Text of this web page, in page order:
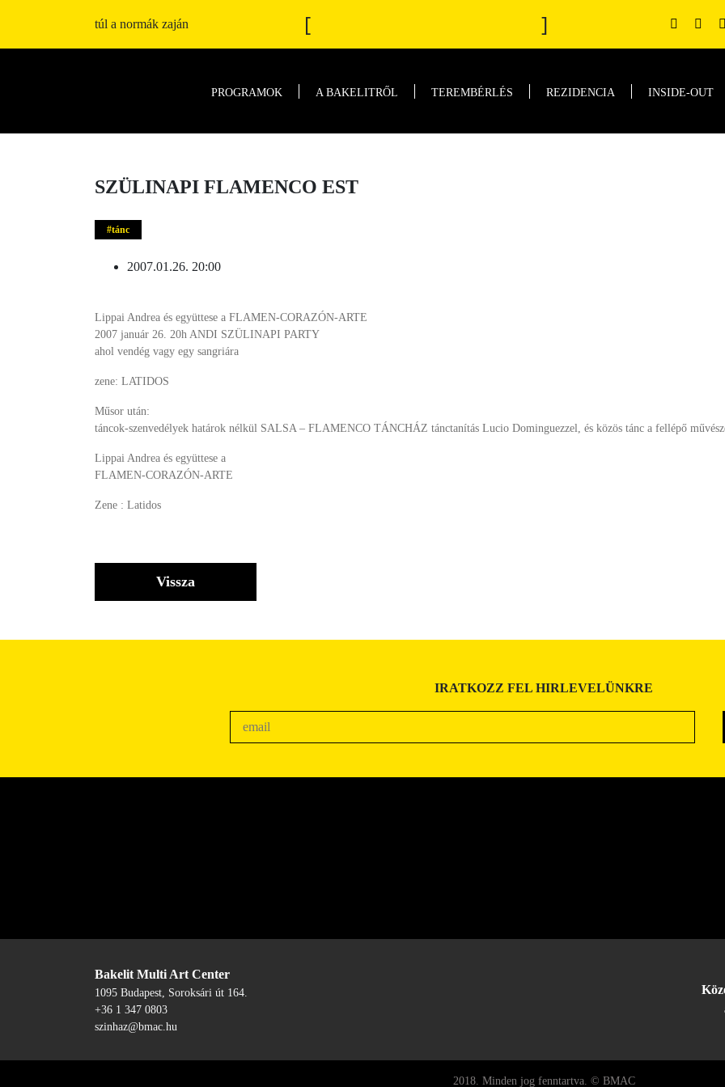
túl a normák zaján [ ]
PROGRAMOK A BAKELITRŐL TEREMBÉRLÉS REZIDENCIA INSIDE-OUT
SZÜLINAPI FLAMENCO EST
tánc
2007.01.26. 20:00
Lippai Andrea és együttese a FLAMEN-CORAZÓN-ARTE
2007 január 26. 20h ANDI SZÜLINAPI PARTY
ahol vendég vagy egy sangriára
zene: LATIDOS
Műsor után:
táncok-szenvedélyek határok nélkül SALSA – FLAMENCO TÁNCHÁZ tánctanítás Lucio Dominguezzel, és közös tánc a fellépő
Lippai Andrea és együttese a
FLAMEN-CORAZÓN-ARTE
Zene : Latidos
Vissza
IRATKOZZ FEL HIRLEVELÜNKRE
Bakelit Multi Art Center
1095 Budapest, Soroksári út 164.
+36 1 347 0803
szinhaz@bmac.hu
2018. Minden jog fenntartva. © BMAC